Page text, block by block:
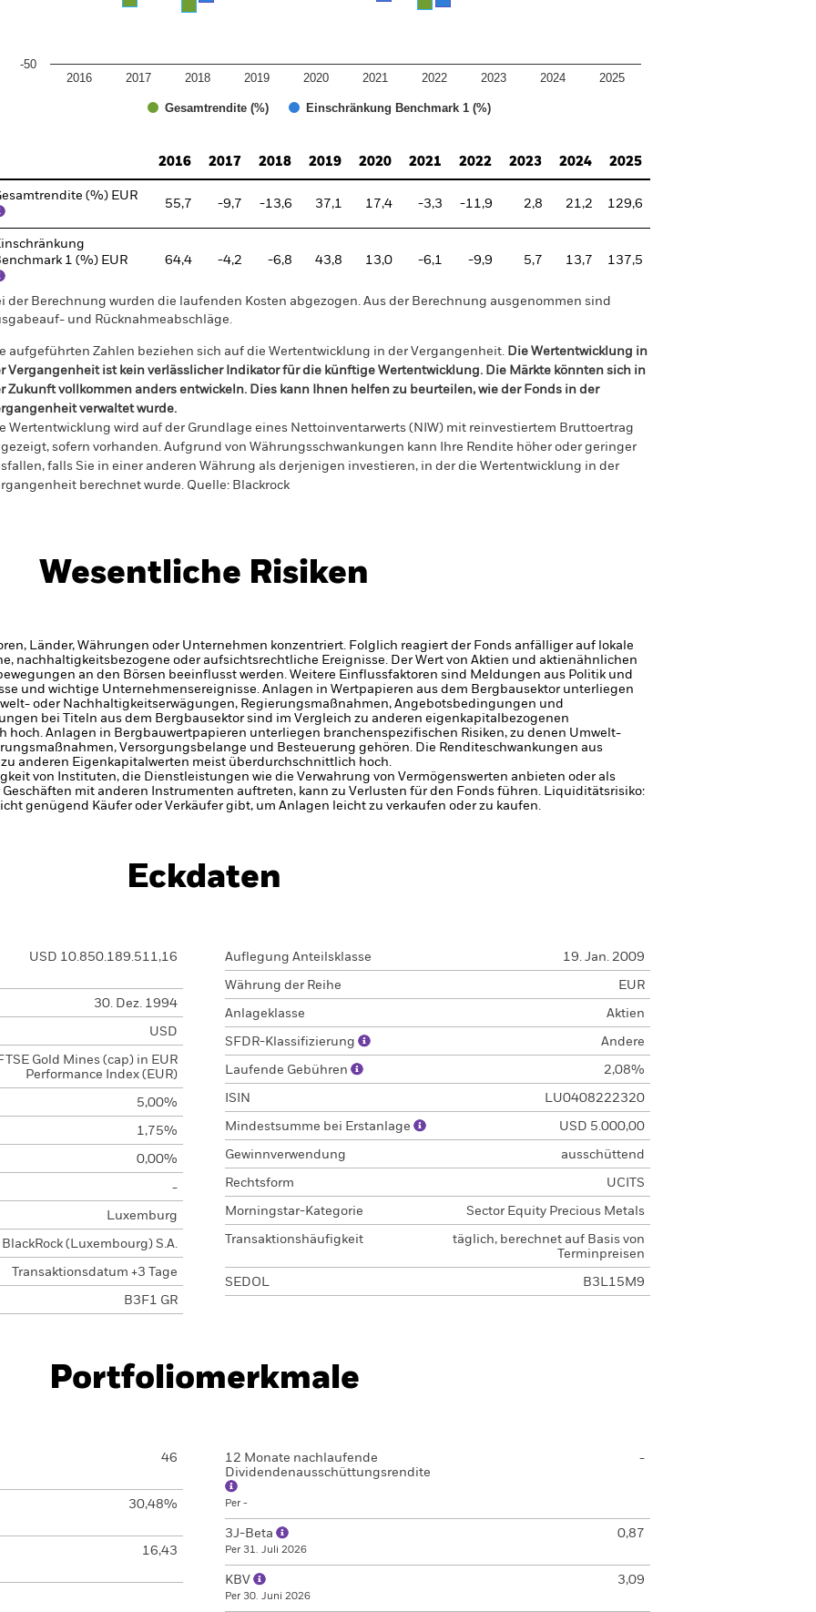
Gesamtrendite (%) Einschränkung Benchmark 1 (%)
2016 2017 2018 2019 2020 2021 2022 2023 2024 2025
-50
2016
2017 2018 2019 2020 2021 2022 2023 2024 2025
(%) EUR
55,7 -9,7 -13,6 37,1 17,4 -3,3 -11,9 2,8 21,2 129,6
1 (%) EUR
64,4 -4,2 -6,8 43,8 13,0 -6,1 -9,9 5,7 13,7 137,5
der Berechnung wurden die laufenden Kosten abgezogen. Aus der Berechnung ausgenommen sind
und Rücknahmeabschläge.
aufgeführten Zahlen beziehen sich auf die Wertentwicklung in der Vergangenheit. Die Wertentwicklung in
Vergangenheit ist kein verlässlicher Indikator für die künftige Wertentwicklung. Die Märkte könnten sich in
Zukunft vollkommen anders entwickeln. Dies kann Ihnen helfen zu beurteilen, wie der Fonds in der
verwaltet wurde.
Wertentwicklung wird auf der Grundlage eines Nettoinventarwerts (NIW) mit reinvestiertem Bruttoertrag
sofern vorhanden. Aufgrund von Währungsschwankungen kann Ihre Rendite höher oder geringer
falls Sie in einer anderen Währung als derjenigen investieren, in der die Wertentwicklung in der
berechnet wurde. Quelle: Blackrock
Wesentliche Risiken
Länder, Währungen oder Unternehmen konzentriert. Folglich reagiert der Fonds anfälliger auf lokale
nachhaltigkeitsbezogene oder aufsichtsrechtliche Ereignisse. Der Wert von Aktien und aktienähnlichen
an den Börsen beeinflusst werden. Weitere Einflussfaktoren sind Meldungen aus Politik und
und wichtige Unternehmensereignisse. Anlagen in Wertpapieren aus dem Bergbausektor unterliegen
oder Nachhaltigkeitserwägungen, Regierungsmaßnahmen, Angebotsbedingungen und
bei Titeln aus dem Bergbausektor sind im Vergleich zu anderen eigenkapitalbezogenen
hoch. Anlagen in Bergbauwertpapieren unterliegen branchenspezifischen Risiken, zu denen Umwelt-
Versorgungsbelange und Besteuerung gehören. Die Renditeschwankungen aus
anderen Eigenkapitalwerten meist überdurchschnittlich hoch.
von Instituten, die Dienstleistungen wie die Verwahrung von Vermögenswerten anbieten oder als
mit anderen Instrumenten auftreten, kann zu Verlusten für den Fonds führen. Liquiditätsrisiko:
genügend Käufer oder Verkäufer gibt, um Anlagen leicht zu verkaufen oder zu kaufen.
Eckdaten
USD 10.850.189.511,16
30. Dez. 1994
USD
Gold Mines (cap) in EUR
Performance Index (EUR)
5,00%
1,75%
0,00%
-
Luxemburg
BlackRock (Luxembourg) S.A.
Transaktionsdatum +3 Tage
B3F1 GR
Auflegung Anteilsklasse 19. Jan. 2009
Währung der Reihe EUR
Anlageklasse Aktien
SFDR-Klassifizierung Andere
Laufende Gebühren 2,08%
ISIN LU0408222320
Mindestsumme bei Erstanlage USD 5.000,00
Gewinnverwendung ausschüttend
Rechtsform UCITS
Morningstar-Kategorie Sector Equity Precious Metals
Transaktionshäufigkeit
täglich, berechnet auf Basis von
Terminpreisen
SEDOL B3L15M9
Portfoliomerkmale
46
30,48%
16,43
12 Monate nachlaufende
Dividendenausschüttungsrendite
Per -
-
3J-Beta
Per 31. Juli 2026
0,87
KBV
Per 30. Juni 2026
3,09